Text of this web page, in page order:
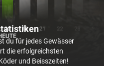
du für jedes Gewässer
die erfolgreichsten
und Beisszeiten!